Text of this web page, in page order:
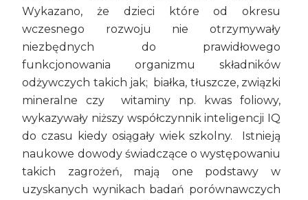
Wykazano, że dzieci które od okresu
wczesnego rozwoju nie otrzymywały
niezbędnych do prawidłowego
funkcjonowania organizmu składników
odżywczych takich jak; białka, tłuszcze, związki
mineralne czy witaminy np. kwas foliowy,
wykazywały niższy współczynnik inteligencji IQ
do czasu kiedy osiągały wiek szkolny. Istnieją
naukowe dowody świadczące o występowaniu
takich zagrożeń, mają one podstawy w
uzyskanych wynikach badań porównawczych